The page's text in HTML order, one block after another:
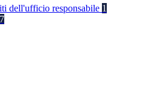
dell'ufficio responsabile 1